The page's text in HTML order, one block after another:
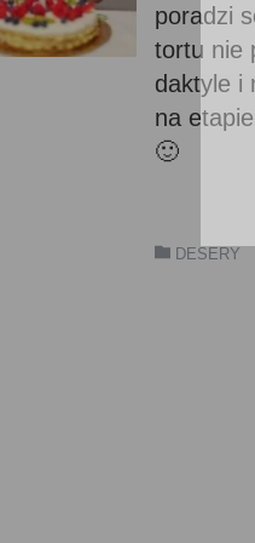
poradzi
tortu nie
daktyle i
na
🙂
DESERY